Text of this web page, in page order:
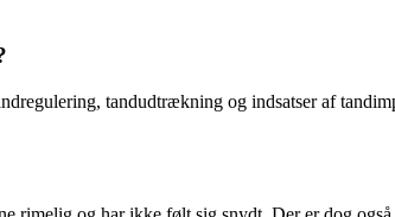
tandudtrækning og indsatser af